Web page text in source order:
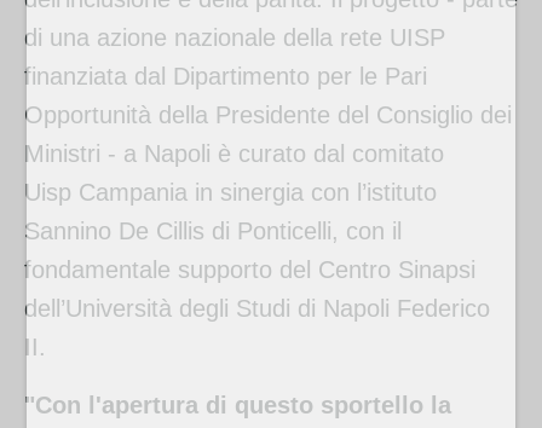
di una azione nazionale della rete UISP
finanziata dal Dipartimento per le Pari
Opportunità della Presidente del Consiglio dei
Ministri - a Napoli è curato dal comitato
Uisp Campania in sinergia con l’istituto
Sannino De Cillis di Ponticelli, con il
fondamentale supporto del Centro Sinapsi
dell’Università degli Studi di Napoli Federico
II.
"Con l'apertura di questo sportello la